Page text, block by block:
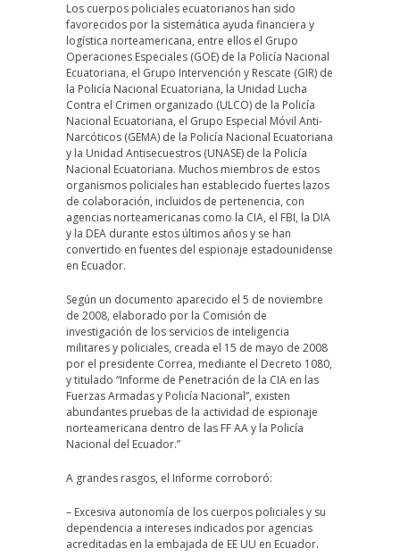
Los cuerpos policiales ecuatorianos han sido
favorecidos por la sistemática ayuda financiera y
logística norteamericana, entre ellos el Grupo
Operaciones Especiales (GOE) de la Policía Nacional
Ecuatoriana, el Grupo Intervención y Rescate (GIR) de
la Policía Nacional Ecuatoriana, la Unidad Lucha
Contra el Crimen organizado (ULCO) de la Policía
Nacional Ecuatoriana, el Grupo Especial Móvil Anti-
Narcóticos (GEMA) de la Policía Nacional Ecuatoriana
y la Unidad Antisecuestros (UNASE) de la Policía
Nacional Ecuatoriana. Muchos miembros de estos
organismos policiales han establecido fuertes lazos
de colaboración, incluidos de pertenencia, con
agencias norteamericanas como la CIA, el FBI, la DIA
y la DEA durante estos últimos años y se han
convertido en fuentes del espionaje estadounidense
en Ecuador.
Según un documento aparecido el 5 de noviembre
de 2008, elaborado por la Comisión de
investigación de los servicios de inteligencia
militares y policiales, creada el 15 de mayo de 2008
por el presidente Correa, mediante el Decreto 1080,
y titulado “Informe de Penetración de la CIA en las
Fuerzas Armadas y Policía Nacional”, existen
abundantes pruebas de la actividad de espionaje
norteamericana dentro de las FF AA y la Policía
Nacional del Ecuador.”
A grandes rasgos, el Informe corroboró:
– Excesiva autonomía de los cuerpos policiales y su
dependencia a intereses indicados por agencias
acreditadas en la embajada de EE UU en Ecuador.